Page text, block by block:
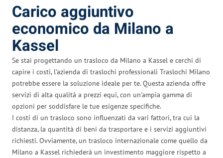
Carico aggiuntivo
economico da Milano a
Kassel
Se stai progettando un trasloco da Milano a Kassel e cerchi di
capire i costi, l’azienda di traslochi professionali Traslochi Milano
potrebbe essere la soluzione ideale per te. Questa azienda offre
servizi di alta qualità a prezzi equi, con un’ampia gamma di
opzioni per soddisfare le tue esigenze specifiche.
I costi di un trasloco sono influenzati da vari fattori, tra cui la
distanza, la quantità di beni da trasportare e i servizi aggiuntivi
richiesti. Ovviamente, un trasloco internazionale come quello da
Milano a Kassel richiederà un investimento maggiore rispetto a